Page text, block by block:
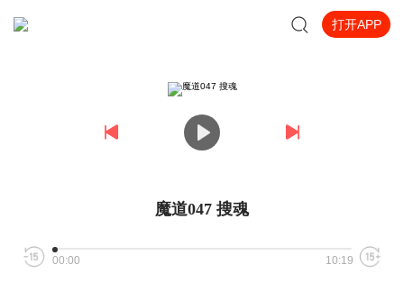
打开APP
魔道047 搜魂
00:00 10:19